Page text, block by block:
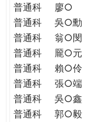
普通科
廖○
普通科
吳○勳
普通科
翁○閔
普通科
龎○元
普通科
賴○伶
普通科
張○端
普通科
吳○鑫
普通科
郭○毅